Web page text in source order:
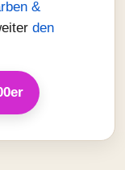
&
den